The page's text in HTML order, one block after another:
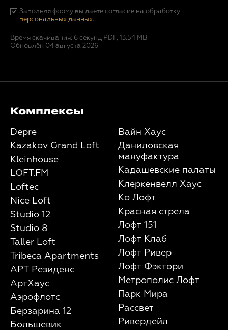
Заполняя форму вы даете согласие на обработку
персональных данных.
Время скачивания: 6 секунд PDF, 13.54 MB
Обновлён 04 августа 2026
Комплексы
Depre
Kazakov Grand Loft
Kleinhouse
LOFT.FM
Loftec
Nice Loft
Studio 12
Studio 8
Taller Loft
Tribeca Apartments
АРТ Резиденс
АртХаус
Аэрофлотс
Берзарина 12
Большевик
Вайн Хаус
Даниловская
мануфактура
Кадашевские палаты
Клеркенвелл Хаус
Ко Лофт
Красная стрела
Лофт 151
Лофт Клаб
Лофт Ривер
Лофт Фэктори
Метрополис Лофт
Парк Мира
Рассвет
Ривердейл